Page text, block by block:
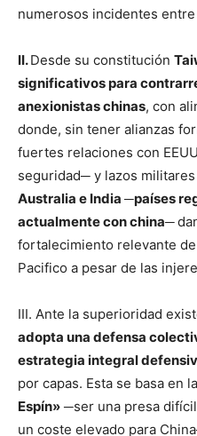
numerosos incidentes
II.Desde su constitución
significativos para
anexionistas chinas, con
donde, sin tener alianzas
fuertes relaciones con
seguridad─ y lazos
Australia e India ─países
actualmente con china─
fortalecimiento relevante
Pacifico a pesar de las
III. Ante la superioridad
adopta una defensa
estrategia integral
por capas. Esta se basa en
Espín» ─ser una presa
un coste elevado para